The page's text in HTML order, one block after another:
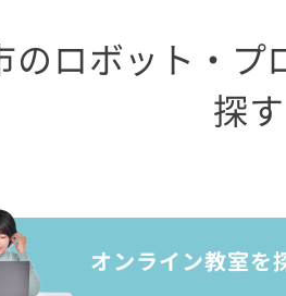
のロボット・プ
探す